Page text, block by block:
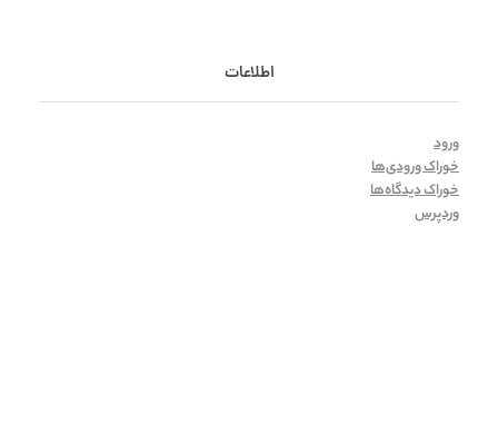
اطلاعات
ورود
خوراک ورودی‌ها
خوراک دیدگاه‌ها
وردپرس